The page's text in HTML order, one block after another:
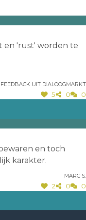
en 'rust' worden te
Feedback uit dialoogmarkt
5 0 0
en toch
karakter.
Marc S.
2 0 0